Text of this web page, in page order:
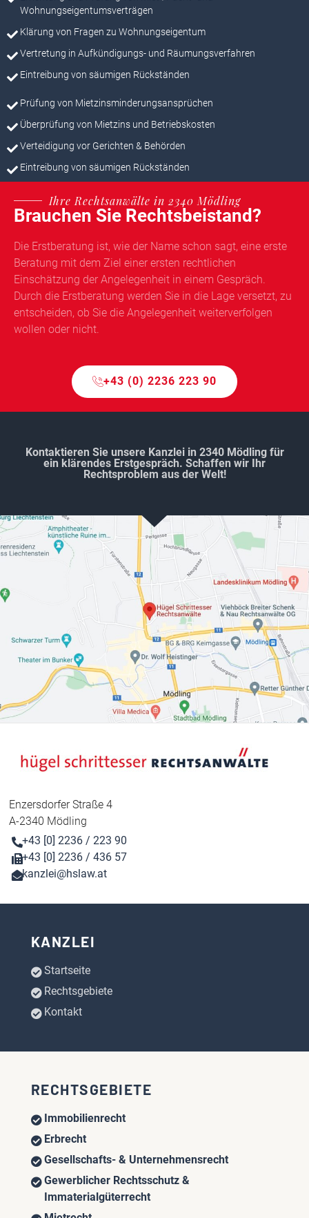
Wohnungseigentumsverträgen
Klärung von Fragen zu Wohnungseigentum
Vertretung in Aufkündigungs- und Räumungsverfahren
Eintreibung von säumigen Rückständen
Prüfung von Mietzinsminderungsansprüchen
Überprüfung von Mietzins und Betriebskosten
Verteidigung vor Gerichten & Behörden
Eintreibung von säumigen Rückständen
Ihre Rechtsanwälte in 2340 Mödling
Brauchen Sie Rechtsbeistand?
Die Erstberatung ist, wie der Name schon sagt, eine erste
Beratung mit dem Ziel einer ersten rechtlichen
Einschätzung der Angelegenheit in einem Gespräch.
Durch die Erstberatung werden Sie in die Lage versetzt, zu
entscheiden, ob Sie die Angelegenheit weiterverfolgen
wollen oder nicht.
+43 (0) 2236 223 90
Kontaktieren Sie unsere Kanzlei in 2340 Mödling für
ein klärendes Erstgespräch. Schaffen wir Ihr
Rechtsproblem aus der Welt!
Enzersdorfer Straße 4
A-2340 Mödling
+43 [0] 2236 / 223 90
+43 [0] 2236 / 436 57
kanzlei@hslaw.at
KANZLEI
Startseite
Rechtsgebiete
Kontakt
RECHTSGEBIETE
Immobilienrecht
Erbrecht
Gesellschafts- & Unternehmensrecht
Gewerblicher Rechtsschutz &
Immaterialgüterrecht